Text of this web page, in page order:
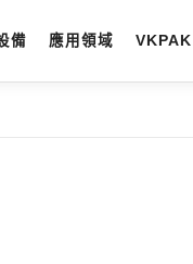
備 應用領域 VKPAK